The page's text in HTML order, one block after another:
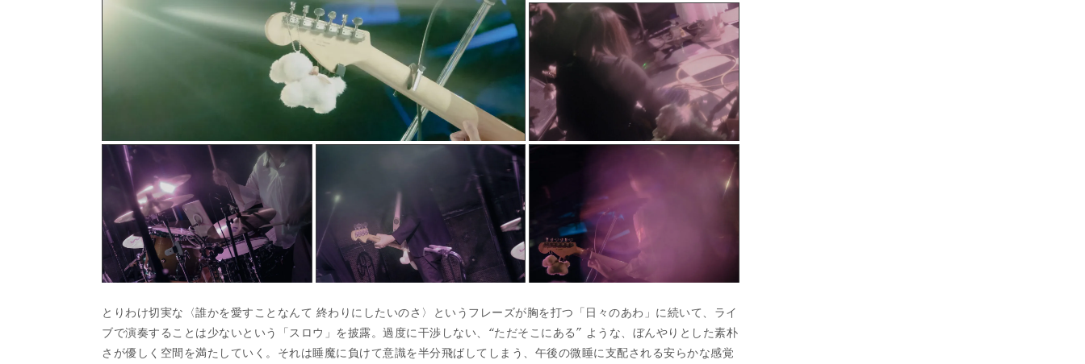
とりわけ切実な〈誰かを愛すことなんて 終わりにしたいのさ〉というフレーズが胸を打つ「日々のあわ」に続いて、ライ
ブで演奏することは少ないという「スロウ」を披露。過度に干渉しない、“ただそこにある” ような、ぼんやりとした素朴
さが優しく空間を満たしていく。それは睡魔に負けて意識を半分飛ばしてしまう、午後の微睡に支配される安らかな感覚